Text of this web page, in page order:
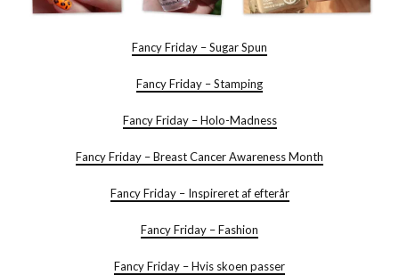
Fancy Friday – Sugar Spun
Fancy Friday – Stamping
Fancy Friday – Holo-Madness
Fancy Friday – Breast Cancer Awareness Month
Fancy Friday – Inspireret af efterår
Fancy Friday – Fashion
Fancy Friday – Hvis skoen passer